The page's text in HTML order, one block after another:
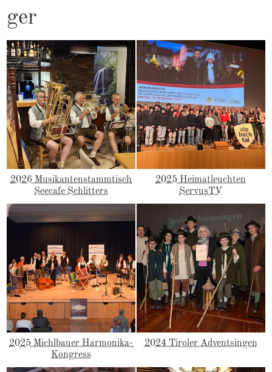
ger
2026 Musikantenstammtisch
Seecafe Schlitters
2025 Heimatleuchten
ServusTV
2025 Michlbauer Harmonika-
Kongress
2024 Tiroler Adventsingen